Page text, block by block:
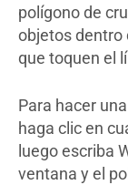
polígono de
objetos dentro
que toquen el
Para hacer
haga clic en
luego escriba
ventana y el